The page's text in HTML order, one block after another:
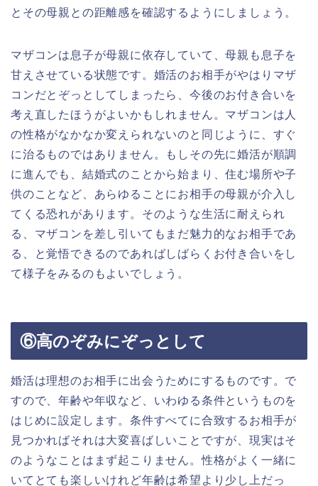
とその母親との距離感を確認するようにしましょう。
マザコンは息子が母親に依存していて、母親も息子を
甘えさせている状態です。婚活のお相手がやはりマザ
コンだとぞっとしてしまったら、今後のお付き合いを
考え直したほうがよいかもしれません。マザコンは人
の性格がなかなか変えられないのと同じように、すぐ
に治るものではありません。もしその先に婚活が順調
に進んでも、結婚式のことから始まり、住む場所や子
供のことなど、あらゆることにお相手の母親が介入し
てくる恐れがあります。そのような生活に耐えられ
る、マザコンを差し引いてもまだ魅力的なお相手であ
る、と覚悟できるのであればしばらくお付き合いをし
て様子をみるのもよいでしょう。
⑥高のぞみにぞっとして
婚活は理想のお相手に出会うためにするものです。で
すので、年齢や年収など、いわゆる条件というものを
はじめに設定します。条件すべてに合致するお相手が
見つかればそれは大変喜ばしいことですが、現実はそ
のようなことはまず起こりません。性格がよく一緒に
いてとても楽しいけれど年齢は希望より少し上だっ